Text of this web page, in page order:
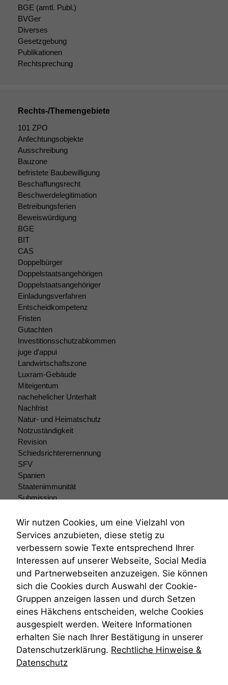
BGE (amtl. Publ.)
BVGer
Diverses
Gesetzgebung
Publikationen
Rechtsprechung
Rechts-/Themengebiete
101 ZPO
Anfechtungsobjekte
Ausschreibung
Bauzone
befristete Baubewilligung
Beschaffungsrecht
Beschwerdelegitimation
Betreibungsferien
Beweiswürdigung
BGE
BIT
CAS
Doppelbürger
Doppelstaatsangehörigen
Doppelstaatsangehöriger
Einladungsverfahren
Entscheidkompetenz
Fristen
Gutachten
Investitionsschutzabkommen
juge d'appui
Landwirtschaftszone
Luxram-Gebäude
Miteigentum
nachehelicher Unterhalt
Nachfrist
Natur- und Heimatschutz
Notzuständigkeit
Revision
Schiedsrichterernennung
SFV
Spanien
Staatenimmunität
Submission
Teilungsklage
Venezuela
VRK
Wiederherstellungsanordnung
Zivilprozessordnung
ZPO
Zustellfiktion
Zuständigkeit
Öffentliches Personalrecht
Öffentlichkeitsprinzip
Wir nutzen Cookies, um eine Vielzahl von
Services anzubieten, diese stetig zu
verbessern sowie Texte entsprechend Ihrer
Interessen auf unserer Webseite, Social Media
und Partnerwebseiten anzuzeigen. Sie können
sich die Cookies durch Auswahl der Cookie-
Gruppen anzeigen lassen und durch Setzen
eines Häkchens entscheiden, welche Cookies
ausgespielt werden. Weitere Informationen
erhalten Sie nach Ihrer Bestätigung in unserer
Datenschutzerklärung. Rechtliche Hinweise &
Datenschutz